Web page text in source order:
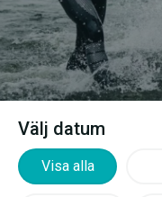
Välj datum
Visa alla